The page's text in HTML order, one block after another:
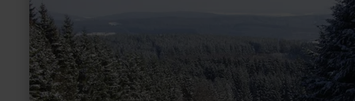
over:
Wintersportgebied
Schwarzer
Mann